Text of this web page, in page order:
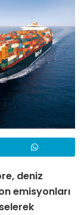
deniz
emisyonları